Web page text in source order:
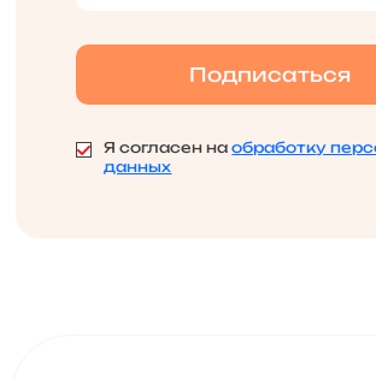
Я согласен наобработку
данных